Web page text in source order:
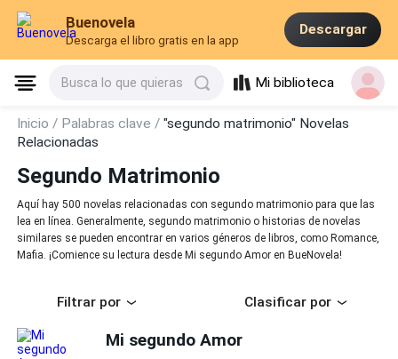
Buenovela
Descarga el libro gratis en la app
Descargar
Busca lo que quieras Mi biblioteca
Inicio / Palabras clave /"segundo matrimonio" Novelas
Relacionadas
Segundo Matrimonio
Aquí hay 500 novelas relacionadas con segundo matrimonio para que las
lea en línea. Generalmente, segundo matrimonio o historias de novelas
similares se pueden encontrar en varios géneros de libros, como Romance,
Mafia. ¡Comience su lectura desde Mi segundo Amor en BueNovela!
Filtrar por Clasificar por
Mi segundo Amor